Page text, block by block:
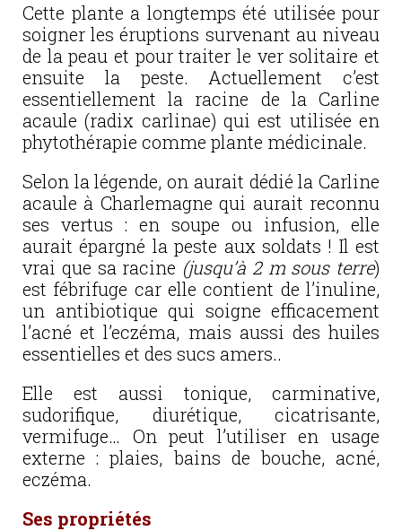
Cette plante a longtemps été utilisée pour
soigner les éruptions survenant au niveau
de la peau et pour traiter le ver solitaire et
ensuite la peste. Actuellement c’est
essentiellement la racine de la Carline
acaule (radix carlinae) qui est utilisée en
phytothérapie comme plante médicinale.
Selon la légende, on aurait dédié la Carline
acaule à Charlemagne qui aurait reconnu
ses vertus : en soupe ou infusion, elle
aurait épargné la peste aux soldats ! Il est
vrai que sa racine (jusqu’à 2 m sous terre)
est fébrifuge car elle contient de l’inuline,
un antibiotique qui soigne efficacement
l’acné et l’eczéma, mais aussi des huiles
essentielles et des sucs amers..
Elle est aussi tonique, carminative,
sudorifique, diurétique, cicatrisante,
vermifuge… On peut l’utiliser en usage
externe : plaies, bains de bouche, acné,
eczéma.
Ses propriétés